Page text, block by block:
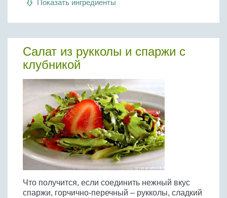
Бобовые
Крупы
Показать ингредиенты
Салат из рукколы и спаржи с
клубникой
Что получится, если соединить нежный вкус
спаржи, горчично-перечный – рукколы, сладкий